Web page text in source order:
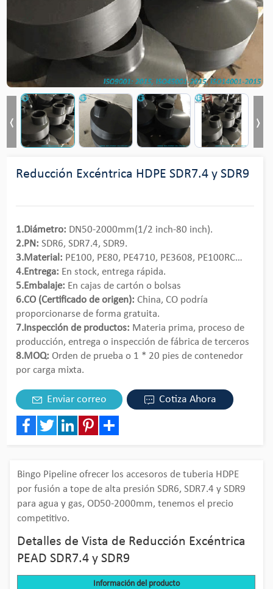
Reducción Excéntrica HDPE SDR7.4 y SDR9
1.Diámetro: DN50-2000mm(1/2 inch-80 inch).
2.PN: SDR6, SDR7.4, SDR9.
3.Material: PE100, PE80, PE4710, PE3608, PE100RC…
4.Entrega: En stock, entrega rápida.
5.Embalaje: En cajas de cartón o bolsas
6.CO (Certificado de origen): China, CO podría
proporcionarse de forma gratuita.
7.Inspección de productos: Materia prima, proceso de
producción, entrega o inspección de fábrica de terceros
8.MOQ: Orden de prueba o 1 * 20 pies de contenedor
por carga mixta.
Enviar correo Cotiza Ahora
Bingo Pipeline ofrecer los accesoros de tuberia HDPE
por fusión a tope de alta presión SDR6, SDR7.4 y SDR9
para agua y gas, OD50-2000mm, tenemos el precio
competitivo.
Detalles de Vista de Reducción Excéntrica
PEAD SDR7.4 y SDR9
Información del producto